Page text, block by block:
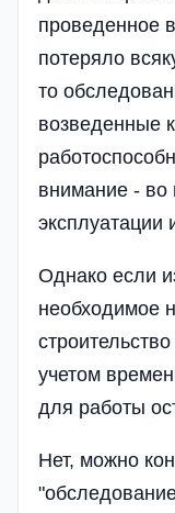
проведенное
потеряло
то
возведенные
внимание - во
эксплуатации
Однако если
необходимое
учетом
для работы
Нет, можно